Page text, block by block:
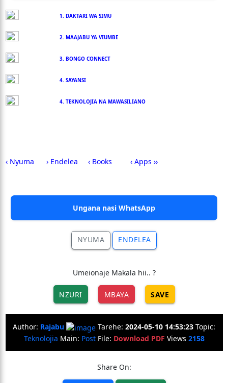
1. DAKTARI WA SIMU
2. MAAJABU YA VIUMBE
3. BONGO CONNECT
4. SAYANSI
4. TEKNOLOJIA NA MAWASILIANO
‹ Nyuma › Endelea ‹ Books ‹ Apps ››
Ungana nasi WhatsApp
NYUMA ENDELEA
Umeionaje Makala hii.. ?
NZURI MBAYA SAVE
Author: Rajabu Tarehe: 2024-05-10 14:53:23 Topic:
Teknolojia Main: PostFile: Download PDF Views 2158
Share On: